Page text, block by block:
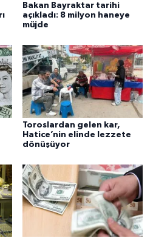
Bakan Bayraktar tarihi
açıkladı: 8 milyon haneye
müjde
Toroslardan gelen kar,
Hatice’nin elinde lezzete
dönüşüyor